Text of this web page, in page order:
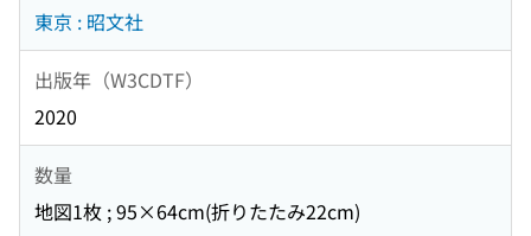
東京 : 昭文社
出版年（W3CDTF）
2020
数量
地図1枚 ; 95×64cm(折りたたみ22cm)